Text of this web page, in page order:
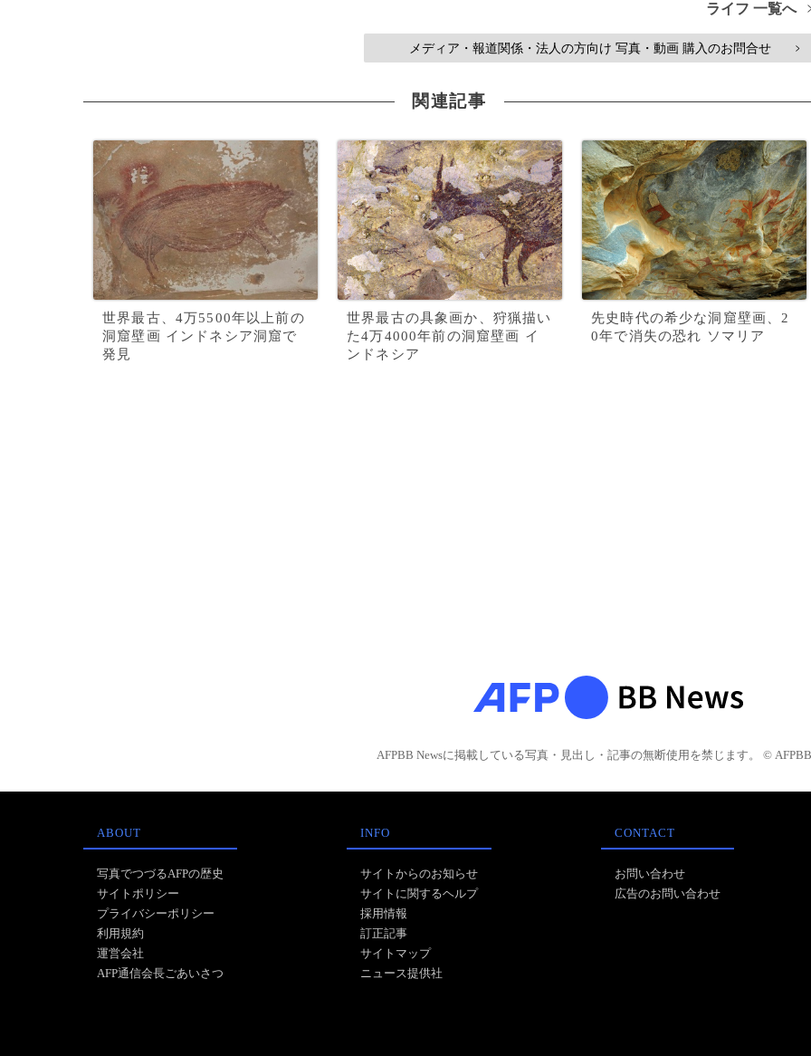
ライフ 一覧へ
メディア・報道関係・法人の方向け 写真・動画 購入のお問合せ >
関連記事
世界最古、4万5500年以上前の
洞窟壁画 インドネシア洞窟で
発見
世界最古の具象画か、狩猟描い
た4万4000年前の洞窟壁画 イ
ンドネシア
先史時代の希少な洞窟壁画、2
0年で消失の恐れ ソマリア
AFPBB Newsに掲載している写真・見出し・記事の無断使用を禁じます。 © AFPBB
ABOUT
写真でつづるAFPの歴史
サイトポリシー
プライバシーポリシー
利用規約
運営会社
AFP通信会長ごあいさつ
INFO
サイトからのお知らせ
サイトに関するヘルプ
採用情報
訂正記事
サイトマップ
ニュース提供社
CONTACT
お問い合わせ
広告のお問い合わせ